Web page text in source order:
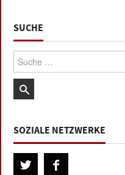
SUCHE
Suche:
SOZIALE NETZWERKE